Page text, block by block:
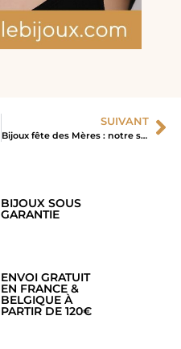
SUIVANT
Bijoux fête des Mères : notre sélection
BIJOUX SOUS
GARANTIE
ENVOI GRATUIT
EN FRANCE &
BELGIQUE À
PARTIR DE 120€